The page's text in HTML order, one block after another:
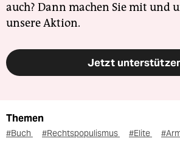
auch? Dann machen Sie mit und
unsere Aktion.
Jetzt
Themen
#Buch #Rechtspopulismus #Elite